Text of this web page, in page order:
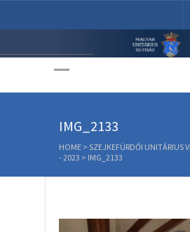
Unitárius
IMG_2133
HOME > SZEJKEFÜRDŐI UNITÁRIUS
- 2023 > IMG_2133